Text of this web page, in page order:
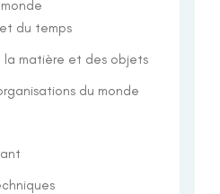
du temps
la matière et des objets
du monde